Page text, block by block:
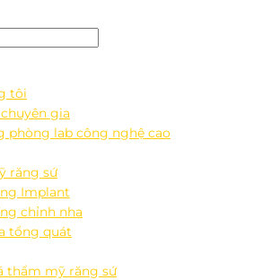
tôi
gia
phòng lab công nghệ cao
răng sứ
Implant
chỉnh nha
tổng quát
thẩm mỹ răng sứ